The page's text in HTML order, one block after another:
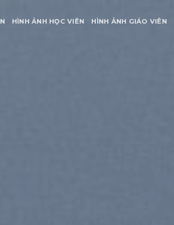
HÌNH ẢNH HỌC VIÊN HÌNH ẢNH GIÁO VIÊN